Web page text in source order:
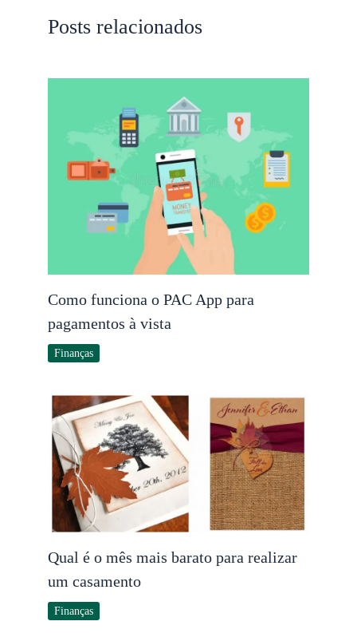
Posts relacionados
Como funciona o PAC App para
pagamentos à vista
Finanças
Qual é o mês mais barato para realizar
um casamento
Finanças